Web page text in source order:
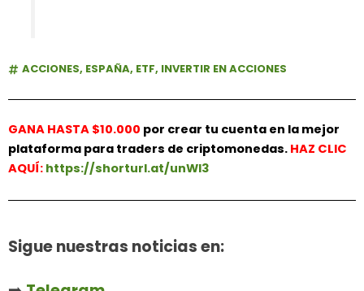
ACCIONES, ESPAÑA, ETF, INVERTIR EN ACCIONES
GANA HASTA $10.000 por crear tu cuenta en la mejor
plataforma para traders de criptomonedas. HAZ CLIC
AQUÍ: https://shorturl.at/unWl3
Sigue nuestras noticias en: